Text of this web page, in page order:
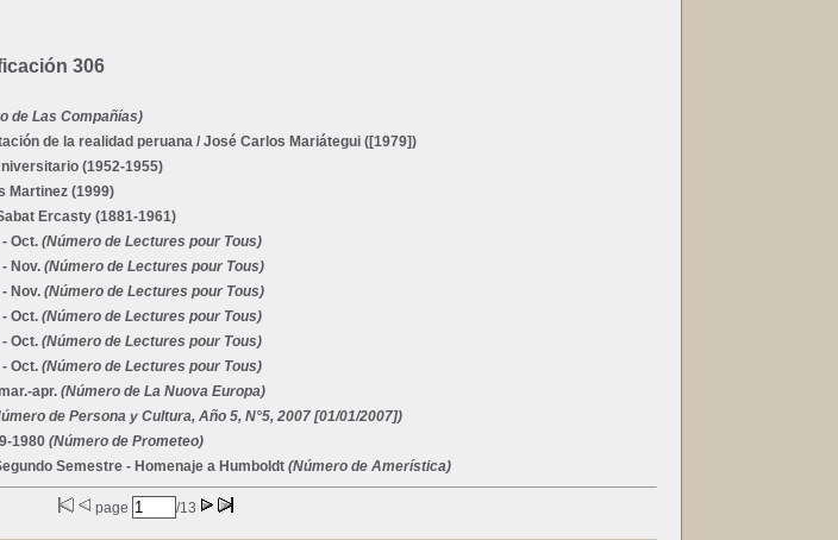
306
de Las Compañías)
de la realidad peruana / José Carlos Mariátegui ([1979])
(1952-1955)
Martinez (1999)
Ercasty (1881-1961)
Oct. (Número de Lectures pour Tous)
Nov. (Número de Lectures pour Tous)
Nov. (Número de Lectures pour Tous)
Oct. (Número de Lectures pour Tous)
Oct. (Número de Lectures pour Tous)
Oct. (Número de Lectures pour Tous)
apr. (Número de La Nuova Europa)
de Persona y Cultura, Año 5, N°5, 2007 [01/01/2007])
1980 (Número de Prometeo)
Semestre - Homenaje a Humboldt (Número de Amerística)
page /13